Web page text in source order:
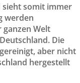
sieht somit immer
werden
Welt
Die
aber nicht
hergestellt